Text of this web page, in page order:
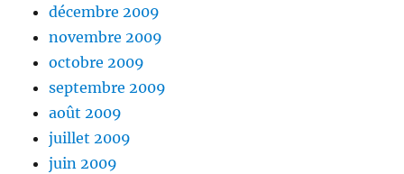
décembre 2009
novembre 2009
octobre 2009
septembre 2009
août 2009
juillet 2009
juin 2009